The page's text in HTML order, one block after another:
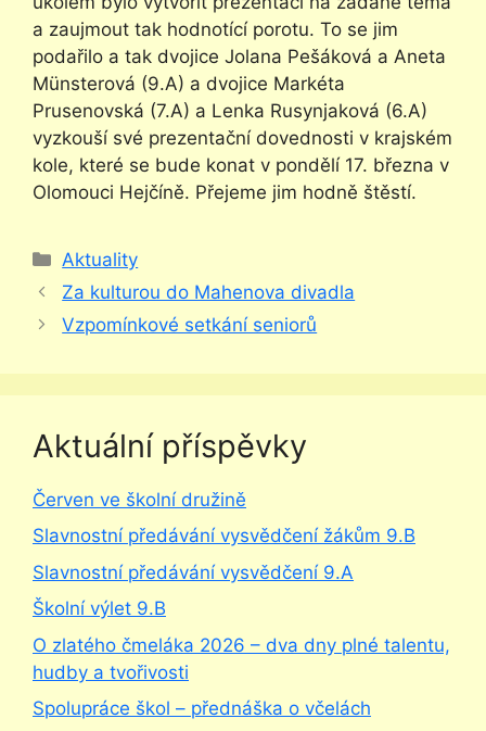
a zaujmout tak hodnotící porotu. To se jim
podařilo a tak dvojice Jolana Pešáková a Aneta
Münsterová (9.A) a dvojice Markéta
Prusenovská (7.A) a Lenka Rusynjaková (6.A)
vyzkouší své prezentační dovednosti v krajském
kole, které se bude konat v pondělí 17. března v
Olomouci Hejčíně. Přejeme jim hodně štěstí.
Rubriky
Aktuality
Za kulturou do Mahenova divadla
Vzpomínkové setkání seniorů
Aktuální příspěvky
Červen ve školní družině
Slavnostní předávání vysvědčení žákům 9.B
Slavnostní předávání vysvědčení 9.A
Školní výlet 9.B
O zlatého čmeláka 2026 – dva dny plné talentu,
hudby a tvořivosti
Spolupráce škol – přednáška o včelách